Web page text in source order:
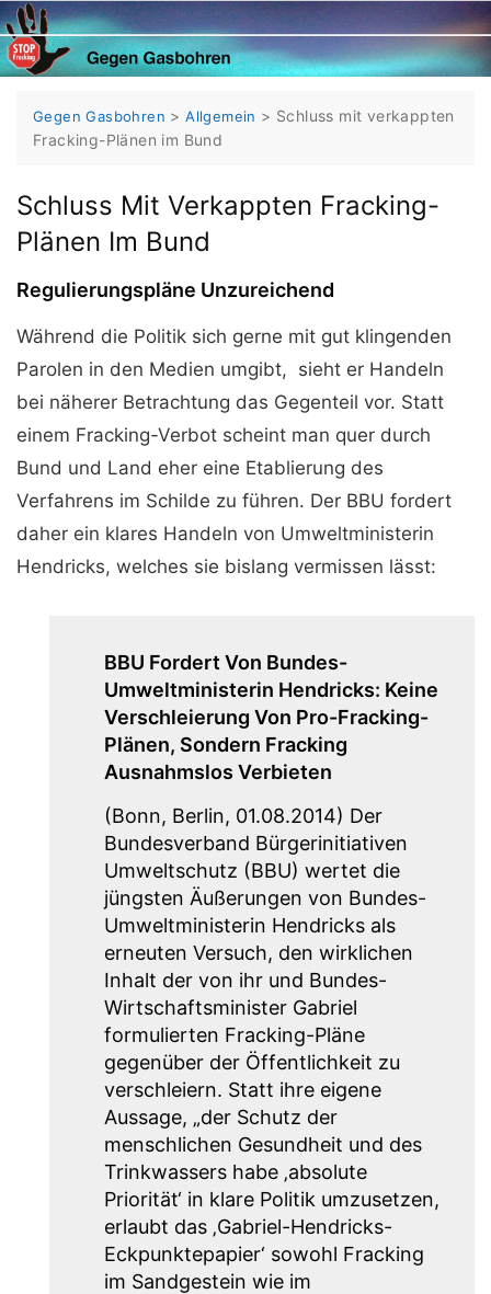
Skip
to
content
Gegen Gasbohren >Allgemein > Schluss mit verkappten
Fracking-Plänen im Bund
Schluss Mit Verkappten Fracking-
Plänen Im Bund
Regulierungspläne Unzureichend
Während die Politik sich gerne mit gut klingenden
Parolen in den Medien umgibt, sieht er Handeln
bei näherer Betrachtung das Gegenteil vor. Statt
einem Fracking-Verbot scheint man quer durch
Bund und Land eher eine Etablierung des
Verfahrens im Schilde zu führen. Der BBU fordert
daher ein klares Handeln von Umweltministerin
Hendricks, welches sie bislang vermissen lässt:
BBU Fordert Von Bundes-
Umweltministerin Hendricks: Keine
Verschleierung Von Pro-Fracking-
Plänen, Sondern Fracking
Ausnahmslos Verbieten
(Bonn, Berlin, 01.08.2014) Der
Bundesverband Bürgerinitiativen
Umweltschutz (BBU) wertet die
jüngsten Äußerungen von Bundes-
Umweltministerin Hendricks als
erneuten Versuch, den wirklichen
Inhalt der von ihr und Bundes-
Wirtschaftsminister Gabriel
formulierten Fracking-Pläne
gegenüber der Öffentlichkeit zu
verschleiern. Statt ihre eigene
Aussage, „der Schutz der
menschlichen Gesundheit und des
Trinkwassers habe ‚absolute
Priorität‘ in klare Politik umzusetzen,
erlaubt das ‚Gabriel-Hendricks-
Eckpunktepapier‘ sowohl Fracking
im Sandgestein wie im